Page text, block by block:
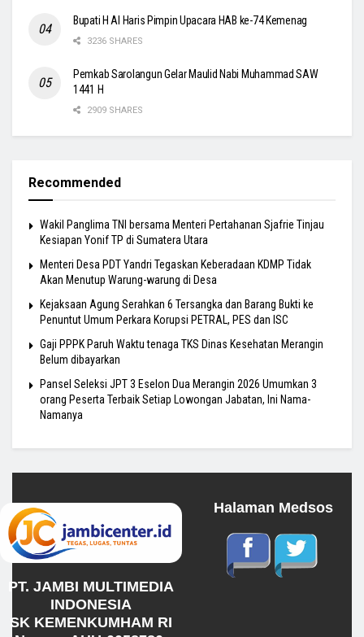
Bupati H Al Haris Pimpin Upacara HAB ke-74 Kemenag
3236 SHARES
Pemkab Sarolangun Gelar Maulid Nabi Muhammad SAW
1441 H
2909 SHARES
Recommended
Wakil Panglima TNI bersama Menteri Pertahanan Sjafrie Tinjau
Kesiapan Yonif TP di Sumatera Utara
Menteri Desa PDT Yandri Tegaskan Keberadaan KDMP Tidak
Akan Menutup Warung-warung di Desa
Kejaksaan Agung Serahkan 6 Tersangka dan Barang Bukti ke
Penuntut Umum Perkara Korupsi PETRAL, PES dan ISC
Gaji PPPK Paruh Waktu tenaga TKS Dinas Kesehatan Merangin
Belum dibayarkan
Pansel Seleksi JPT 3 Eselon Dua Merangin 2026 Umumkan 3
orang Peserta Terbaik Setiap Lowongan Jabatan, Ini Nama-
Namanya
PT. JAMBI MULTIMEDIA
INDONESIA
SK KEMENKUMHAM RI
Halaman Medsos